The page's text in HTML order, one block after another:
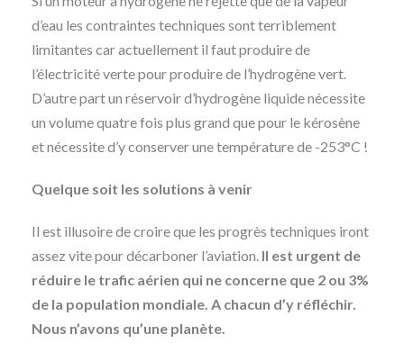
d’eau les contraintes techniques sont terriblement
limitantes car actuellement il faut produire de
l’électricité verte pour produire de l’hydrogène vert.
D’autre part un réservoir d’hydrogène liquide nécessite
un volume quatre fois plus grand que pour le kérosène
et nécessite d’y conserver une température de -253°C !
Quelque soit les solutions à venir
Il est illusoire de croire que les progrès techniques iront
assez vite pour décarboner l’aviation. Il est urgent de
réduire le trafic aérien qui ne concerne que 2 ou 3%
de la population mondiale. A chacun d’y réfléchir.
Nous n’avons qu’une planète.